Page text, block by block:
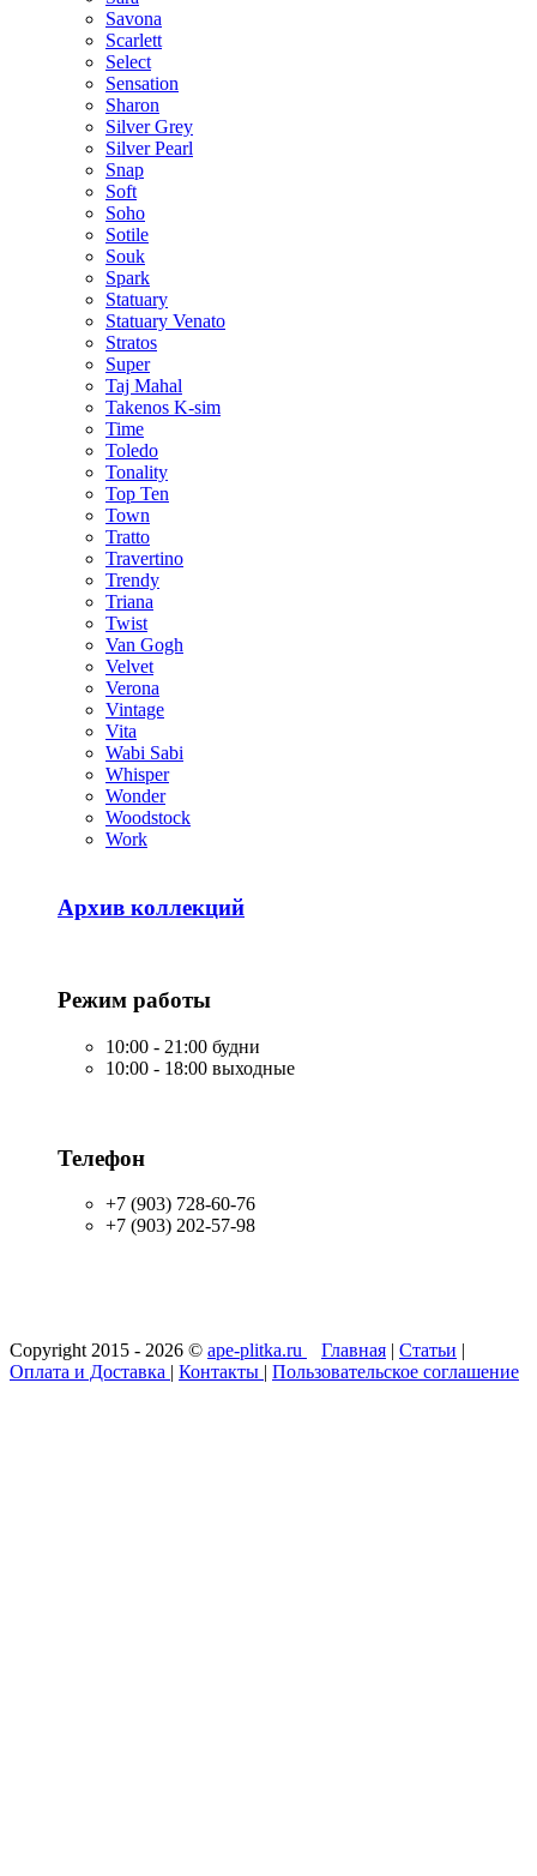
Savona
Scarlett
Select
Sensation
Sharon
Silver Grey
Silver Pearl
Snap
Soft
Soho
Sotile
Souk
Spark
Statuary
Statuary Venato
Stratos
Super
Taj Mahal
Takenos K-sim
Time
Toledo
Tonality
Top Ten
Town
Tratto
Travertino
Trendy
Triana
Twist
Van Gogh
Velvet
Verona
Vintage
Vita
Wabi Sabi
Whisper
Wonder
Woodstock
Work
Архив коллекций
Режим работы
10:00 - 21:00 будни
10:00 - 18:00 выходные
Телефон
+7 (903) 728-60-76
+7 (903) 202-57-98
Copyright 2015 - 2026 © ape-plitka.ru Главная | Статьи |
Оплата и Доставка | Контакты | Пользовательское соглашение